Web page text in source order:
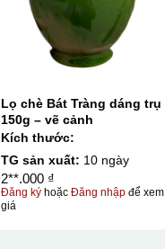
Lọ chè Bát Tràng dáng trụ
150g – vẽ cảnh
Kích thước:
TG sản xuất: 10 ngày
2**.000 ₫
Đăng ký hoặcĐăng nhập để xem
giá